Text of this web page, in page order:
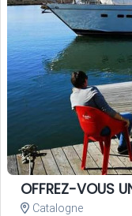
OFFREZ-VOUS
Catalogne